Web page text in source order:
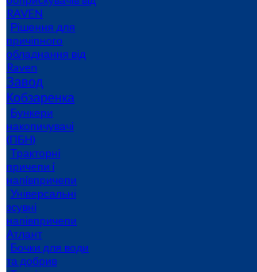
RAVEN
Рішення для
причіпного
обладнання від
Raven
Завод
Кобзаренка
Бункери
накопичувачі
(ПБН)
Тракторні
причепи i
напiвпричепи
Універсальні
зсувні
напівпричепи
Атлант
Бочки для води
та добрив